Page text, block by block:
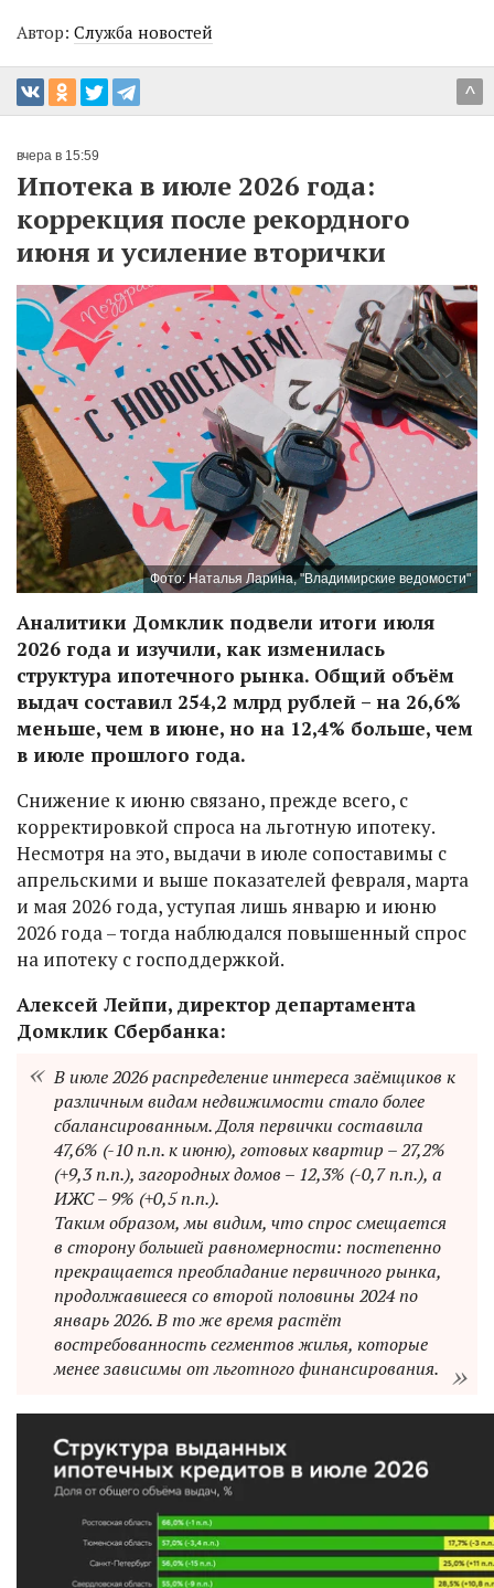
Автор: Служба новостей
^
вчера в 15:59
Ипотека в июле 2026 года:
коррекция после рекордного
июня и усиление вторички
Фото: Наталья Ларина, "Владимирские ведомости"
Аналитики Домклик подвели итоги июля
2026 года и изучили, как изменилась
структура ипотечного рынка. Общий объём
выдач составил 254,2 млрд рублей – на 26,6%
меньше, чем в июне, но на 12,4% больше, чем
в июле прошлого года.
Снижение к июню связано, прежде всего, с
корректировкой спроса на льготную ипотеку.
Несмотря на это, выдачи в июле сопоставимы с
апрельскими и выше показателей февраля, марта
и мая 2026 года, уступая лишь январю и июню
2026 года – тогда наблюдался повышенный спрос
на ипотеку с господдержкой.
Алексей Лейпи, директор департамента
Домклик Сбербанка:
В июле 2026 распределение интереса заёмщиков к
различным видам недвижимости стало более
сбалансированным. Доля первички составила
47,6% (-10 п.п. к июню), готовых квартир – 27,2%
(+9,3 п.п.), загородных домов – 12,3% (-0,7 п.п.), а
ИЖС – 9% (+0,5 п.п.).
Таким образом, мы видим, что спрос смещается
в сторону большей равномерности: постепенно
прекращается преобладание первичного рынка,
продолжавшееся со второй половины 2024 по
январь 2026. В то же время растёт
востребованность сегментов жилья, которые
менее зависимы от льготного финансирования.